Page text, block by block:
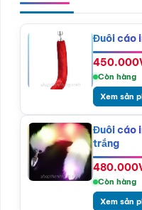
Đuôi cáo
450.000
Còn hàng
Xem sản
Đuôi cáo
trắng
480.000
Còn hàng
Xem sản